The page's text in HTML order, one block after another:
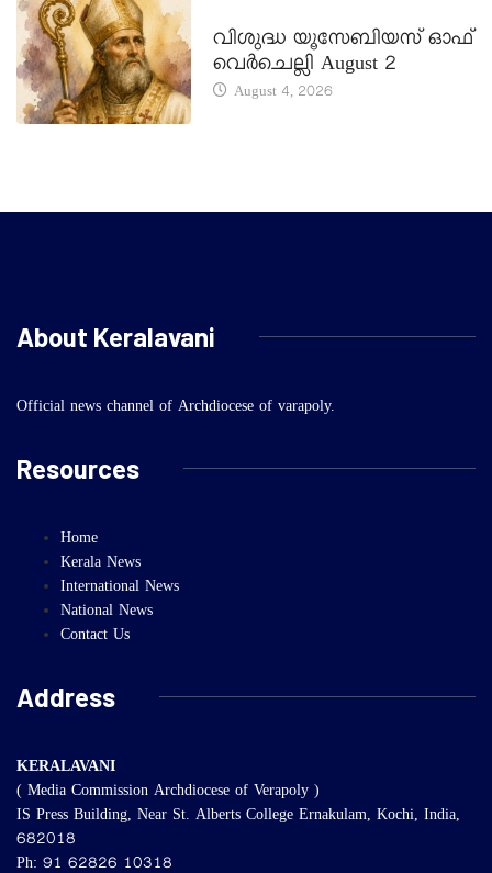
വിശുദ്ധ യൂസേബിയസ് ഓഫ്
വെർചെല്ലി August 2
August 4, 2026
About Keralavani
Official news channel of Archdiocese of varapoly.
Resources
Home
Kerala News
International News
National News
Contact Us
Address
KERALAVANI
( Media Commission Archdiocese of Verapoly )
IS Press Building, Near St. Alberts College Ernakulam, Kochi, India,
682018
Ph: 91 62826 10318